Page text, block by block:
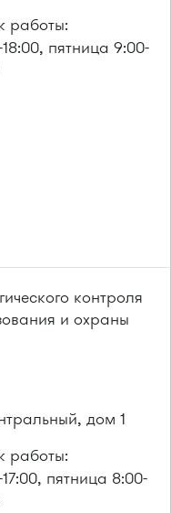
работы:
пятница 9:00-
903
контроля
и охраны
дом 1
работы:
пятница 8:00-